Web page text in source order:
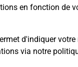
en fonction de
d'indiquer
via notre